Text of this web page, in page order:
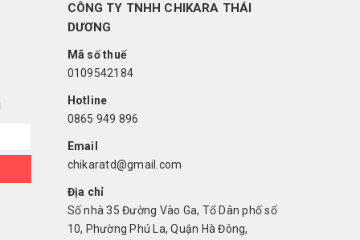
CÔNG TY TNHH CHIKARA THÁI
DƯƠNG
Mã số thuế
0109542184
Hotline
0865 949 896
Email
chikaratd@gmail.com
Địa chỉ
Số nhà 35 Đường Vào Ga, Tổ Dân phố số
10, Phường Phú La, Quận Hà Đông,